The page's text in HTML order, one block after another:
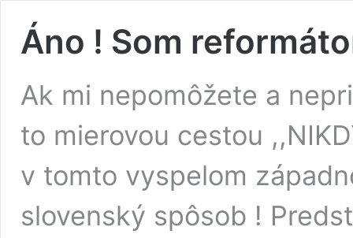
Áno ! Som
Ak mi nepomôžete a
to mierovou cestou
v tomto vyspelom
slovenský spôsob !